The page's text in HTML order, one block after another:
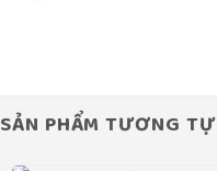
SẢN PHẨM TƯƠNG TỰ